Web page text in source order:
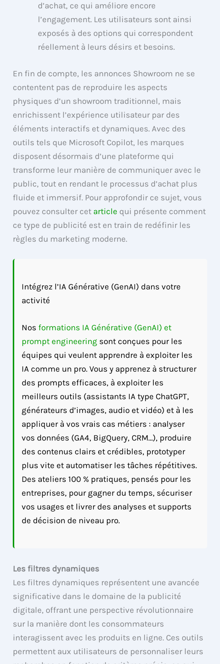
d’achat, ce qui améliore encore
l’engagement. Les utilisateurs sont ainsi
exposés à des options qui correspondent
réellement à leurs désirs et besoins.
En fin de compte, les annonces Showroom ne se
contentent pas de reproduire les aspects
physiques d’un showroom traditionnel, mais
enrichissent l’expérience utilisateur par des
éléments interactifs et dynamiques. Avec des
outils tels que Microsoft Copilot, les marques
disposent désormais d’une plateforme qui
transforme leur manière de communiquer avec le
public, tout en rendant le processus d’achat plus
fluide et immersif. Pour approfondir ce sujet, vous
pouvez consulter cet article qui présente comment
ce type de publicité est en train de redéfinir les
règles du marketing moderne.
Intégrez l’IA Générative (GenAI) dans votre
activité
Nosformations IA Générative (GenAI) et
prompt engineering sont conçues pour les
équipes qui veulent apprendre à exploiter les
IA comme un pro. Vous y apprenez à structurer
des prompts efficaces, à exploiter les
meilleurs outils (assistants IA type ChatGPT,
générateurs d’images, audio et vidéo) et à les
appliquer à vos vrais cas métiers : analyser
vos données (GA4, BigQuery, CRM…), produire
des contenus clairs et crédibles, prototyper
plus vite et automatiser les tâches répétitives.
Des ateliers 100 % pratiques, pensés pour les
entreprises, pour gagner du temps, sécuriser
vos usages et livrer des analyses et supports
de décision de niveau pro.
Les filtres dynamiques
Les filtres dynamiques représentent une avancée
significative dans le domaine de la publicité
digitale, offrant une perspective révolutionnaire
sur la manière dont les consommateurs
interagissent avec les produits en ligne. Ces outils
permettent aux utilisateurs de personnaliser leurs